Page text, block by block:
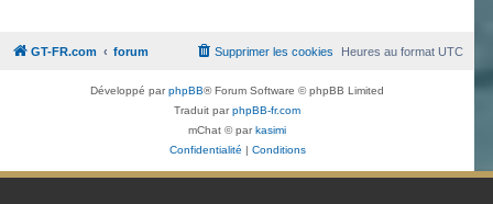
GT-FR.com forum Heures au formatUTC
Supprimer les cookies
Développé parphpBB® Forum Software © phpBB Limited
Traduit parphpBB-fr.com
mChat © parkasimi
Confidentialité | Conditions